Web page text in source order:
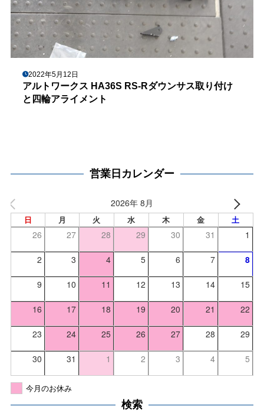
2022年5月12日
アルトワークス HA36S RS-Rダウンサス取り付け
と四輪アライメント
営業日カレンダー
2026年 8月
日 月 火 水 木 金 土
26 27 28 29 30 31 1
2 3 4 5 6 7 8
9 10 11 12 13 14 15
16 17 18 19 20 21 22
23 24 25 26 27 28 29
30 31 1 2 3 4 5
今月のお休み
検索